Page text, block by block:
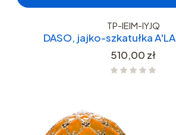
TP-IEIM-IYJQ
DASO, jajko-szkatułka A'LA
Cena
510,00 zł